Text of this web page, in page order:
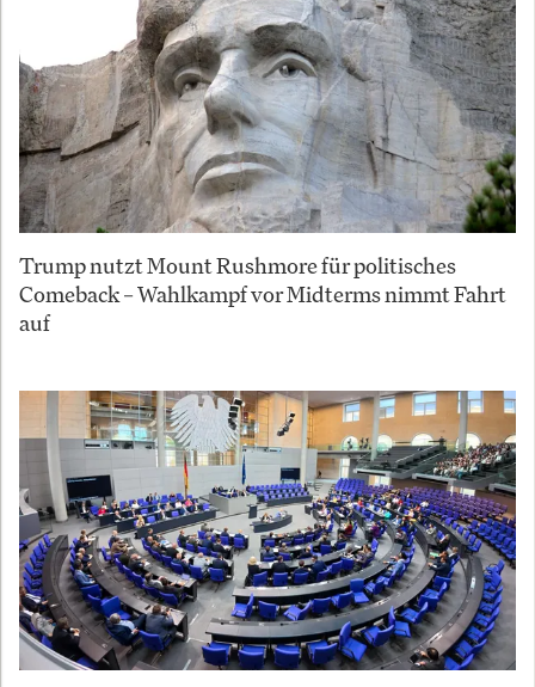
Trump nutzt Mount Rushmore für politisches
Comeback – Wahlkampf vor Midterms nimmt Fahrt
auf